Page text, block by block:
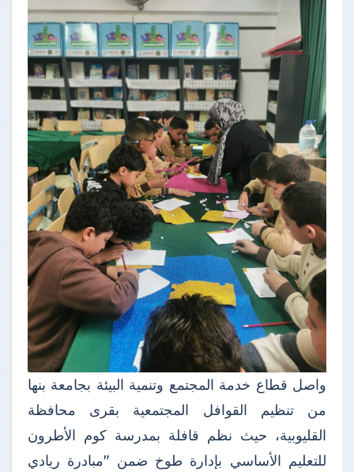
واصل قطاع خدمة المجتمع وتنمية البيئة بجامعة بنها
من تنظيم القوافل المجتمعية بقرى محافظة
القليوبية، حيث نظم قافلة بمدرسة كوم الأطرون
للتعليم الأساسي بإدارة طوخ ضمن "مبادرة ريادي